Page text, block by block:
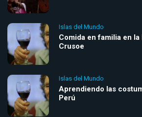
Islas del Mundo
Comida en familia en la
Crusoe
Islas del Mundo
Aprendiendo las
Perú